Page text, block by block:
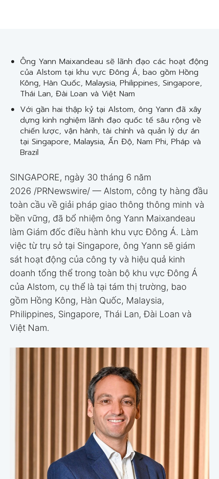
Ông Yann Maixandeau sẽ lãnh đạo các hoạt động
của Alstom tại khu vực Đông Á, bao gồm Hồng
Kông, Hàn Quốc, Malaysia, Philippines, Singapore,
Thái Lan, Đài Loan và Việt Nam
Với gần hai thập kỷ tại Alstom, ông Yann đã xây
dựng kinh nghiệm lãnh đạo quốc tế sâu rộng về
chiến lược, vận hành, tài chính và quản lý dự án
tại Singapore, Malaysia, Ấn Độ, Nam Phi, Pháp và
Brazil
SINGAPORE, ngày 30 tháng 6 năm
2026 /PRNewswire/ — Alstom, công ty hàng đầu
toàn cầu về giải pháp giao thông thông minh và
bền vững, đã bổ nhiệm ông Yann Maixandeau
làm Giám đốc điều hành khu vực Đông Á. Làm
việc từ trụ sở tại Singapore, ông Yann sẽ giám
sát hoạt động của công ty và hiệu quả kinh
doanh tổng thể trong toàn bộ khu vực Đông Á
của Alstom, cụ thể là tại tám thị trường, bao
gồm Hồng Kông, Hàn Quốc, Malaysia,
Philippines, Singapore, Thái Lan, Đài Loan và
Việt Nam.